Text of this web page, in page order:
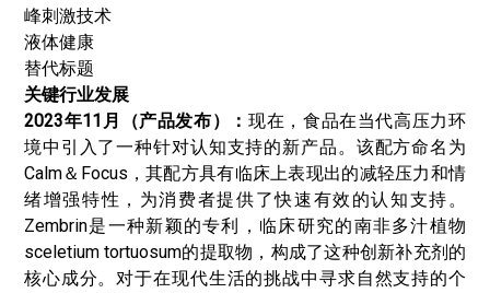
峰刺激技术
液体健康
替代标题
关键行业发展
2023年11月（产品发布）： 现在，食品在当代高压力环
境中引入了一种针对认知支持的新产品。该配方命名为
Calm＆Focus，其配方具有临床上表现出的减轻压力和情
绪增强特性，为消费者提供了快速有效的认知支持。
Zembrin是一种新颖的专利，临床研究的南非多汁植物
sceletium tortuosum的提取物，构成了这种创新补充剂的
核心成分。对于在现代生活的挑战中寻求自然支持的个